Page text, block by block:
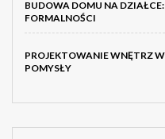
BUDOWA DOMU NA
FORMALNOŚCI
PROJEKTOWANIE WNĘTRZ
POMYSŁY